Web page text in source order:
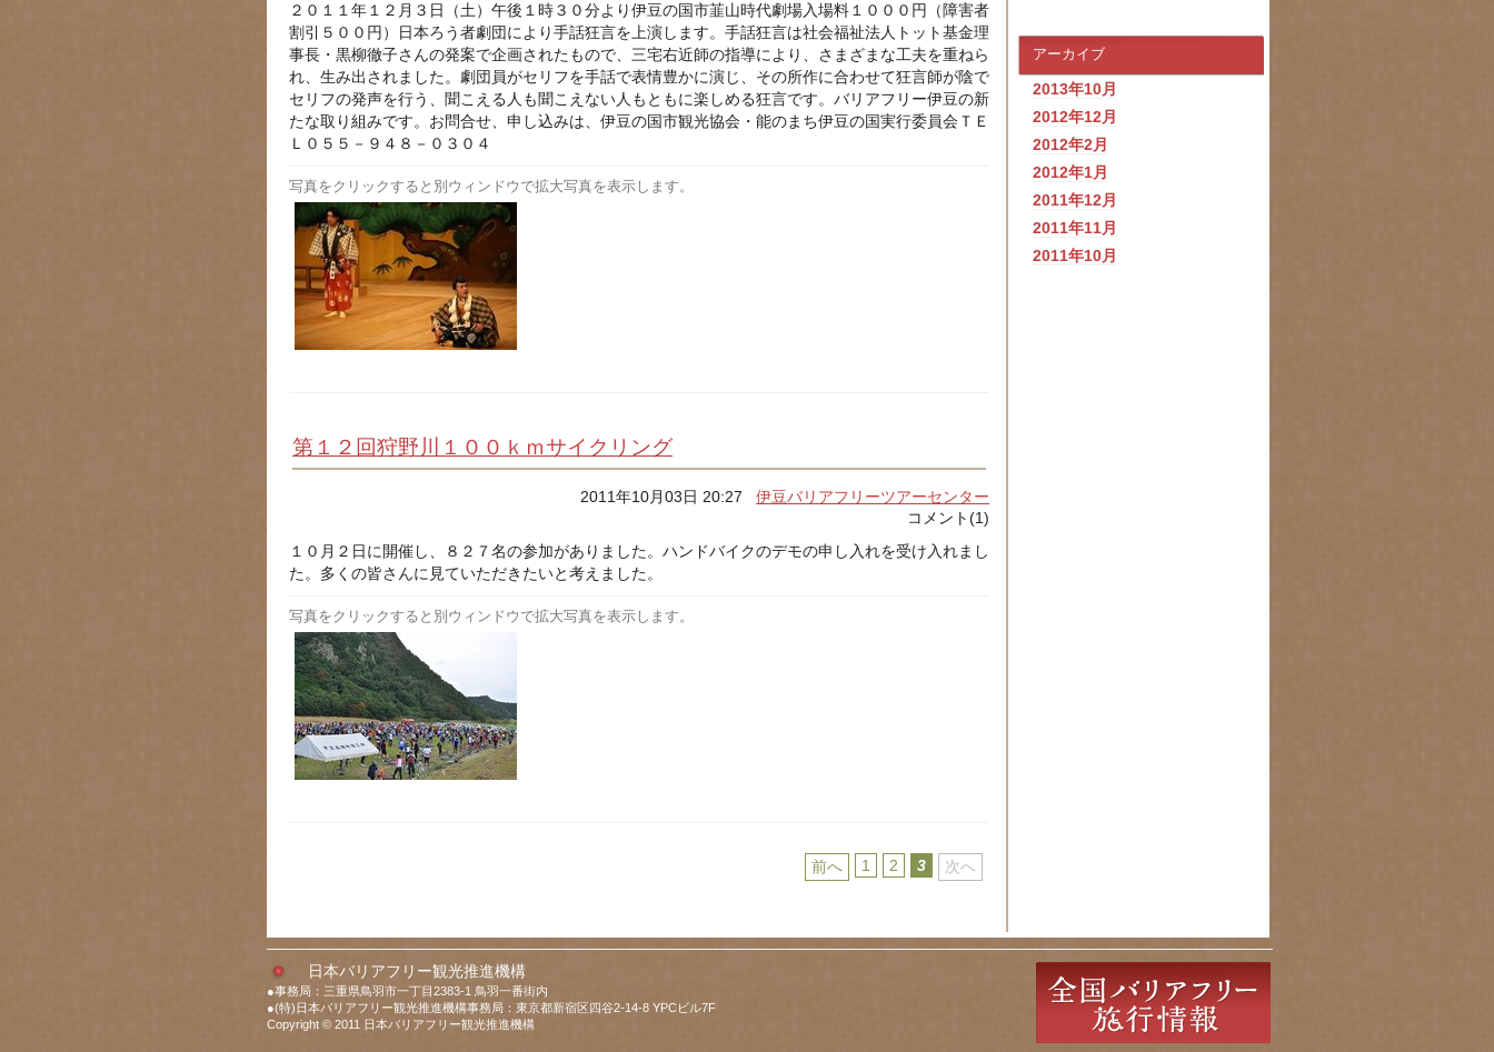
２０１１年１２月３日（土）午後１時３０分より伊豆の国市韮山時代劇場入場料１０００円（障害者
割引５００円）日本ろう者劇団により手話狂言を上演します。手話狂言は社会福祉法人トット基金理
事長・黒柳徹子さんの発案で企画されたもので、三宅右近師の指導により、さまざまな工夫を重ねら
れ、生み出されました。劇団員がセリフを手話で表情豊かに演じ、その所作に合わせて狂言師が陰で
セリフの発声を行う、聞こえる人も聞こえない人もともに楽しめる狂言です。バリアフリー伊豆の新
たな取り組みです。お問合せ、申し込みは、伊豆の国市観光協会・能のまち伊豆の国実行委員会ＴＥ
Ｌ０５５－９４８－０３０４
写真をクリックすると別ウィンドウで拡大写真を表示します。
第１２回狩野川１００ｋｍサイクリング
2011年10月03日 20:27伊豆バリアフリーツアーセンター
コメント(1)
１０月２日に開催し、８２７名の参加がありました。ハンドバイクのデモの申し入れを受け入れまし
た。多くの皆さんに見ていただきたいと考えました。
写真をクリックすると別ウィンドウで拡大写真を表示します。
前へ 1 2 3 次へ
アーカイブ
2013年10月
2012年12月
2012年2月
2012年1月
2011年12月
2011年11月
2011年10月
日本バリアフリー観光推進機構
●事務局：三重県鳥羽市一丁目2383-1 鳥羽一番街内
●(特)日本バリアフリー観光推進機構事務局：東京都新宿区四谷2-14-8 YPCビル7F
Copyright © 2011 日本バリアフリー観光推進機構